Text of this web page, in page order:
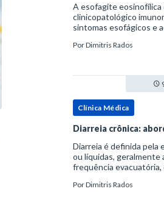
A esofagite eosinofílica
clinicopatológico
sintomas esofágicos e
dentro do espectro da
PorDimitris Rados
Clínica Médica
Diarreia crônica:
Diarreia é definida pela
ou líquidas, geralmente
frequência
prática, a consistência
PorDimitris Rados